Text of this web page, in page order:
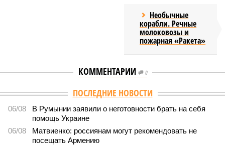
Необычные
корабли. Речные
молоковозы и
пожарная «Ракета»
КОММЕНТАРИИ 0
ПОСЛЕДНИЕ НОВОСТИ
06/08
В Румынии заявили о неготовности брать на себя
помощь Украине
06/08
Матвиенко: россиянам могут рекомендовать не
посещать Армению